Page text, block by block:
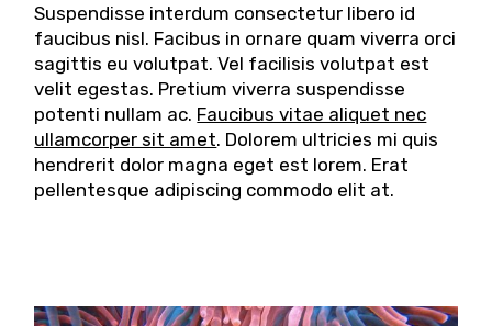
Suspendisse interdum consectetur libero id
faucibus nisl. Facibus in ornare quam viverra orci
sagittis eu volutpat. Vel facilisis volutpat est
velit egestas. Pretium viverra suspendisse
potenti nullam ac. Faucibus vitae aliquet nec
ullamcorper sit amet. Dolorem ultricies mi quis
hendrerit dolor magna eget est lorem. Erat
pellentesque adipiscing commodo elit at.